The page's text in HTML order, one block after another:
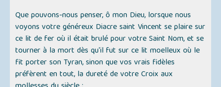
Que pouvons-nous penser, ô mon Dieu, lorsque nous
voyons votre généreux Diacre saint Vincent se plaire sur
ce lit de fer où il était brulé pour votre Saint Nom, et se
tourner à la mort dès qu'il fut sur ce lit moelleux où le
fit porter son Tyran, sinon que vos vrais fidèles
préfèrent en tout, la dureté de votre Croix aux